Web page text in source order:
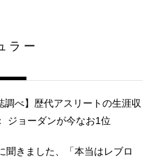
ラー
調べ】歴代アスリートの生涯収
ジョーダンが今なお1位
聞きました、「本当はレブロ